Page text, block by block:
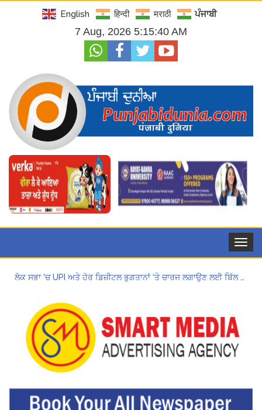
English हिन्दी मराठी ਪੰਜਾਬੀ
7 Aug, 2026 5:15:41 AM
Toggle
ਲੋਕ ਸਭਾ ‘ਚ UPI ਅਤੇ ਹੋਰ ਡਿਜ਼ੀਟਲ ਭੁਗਤਾਨਾਂ ‘ਤੇ ਚਾਰਜ ਲਗਾਉਣ ਲਈ ਬਿੱਲ ਪਾਸ
Hukamnama Sri Darbar Sahib, Amritsar – Punjabi Dunia
Hukamnama Sri Darbar Sahib, Amritsar – Punjabi Dunia